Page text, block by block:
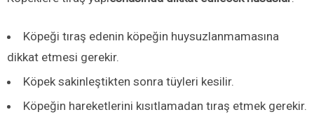
Köpeği tıraş edenin köpeğin huysuzlanmamasına
dikkat etmesi gerekir.
Köpek sakinleştikten sonra tüyleri kesilir.
Köpeğin hareketlerini kısıtlamadan tıraş etmek gerekir.